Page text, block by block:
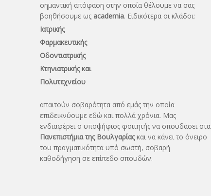
σημαντική απόφαση στην οποία θέλουμε να σας
βοηθήσουμε ως academia. Ειδικότερα οι κλάδοι:
Ιατρικής
Φαρμακευτικής
Οδοντιατρικής
Κτηνιατρικής και
Πολυτεχνείου
απαιτούν σοβαρότητα από εμάς την οποία
επιδεικνύουμε εδώ και πολλά χρόνια. Μας
ενδιαφέρει ο υποψήφιος φοιτητής να σπουδάσει στα
Πανεπιστήμια της Βουλγαρίαςκαι να κάνει το όνειρo
του πραγματικότητα υπό σωστή, σοβαρή
καθοδήγηση σε επίπεδο σπουδών.